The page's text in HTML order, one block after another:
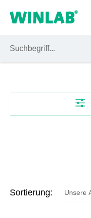
Sortierung: